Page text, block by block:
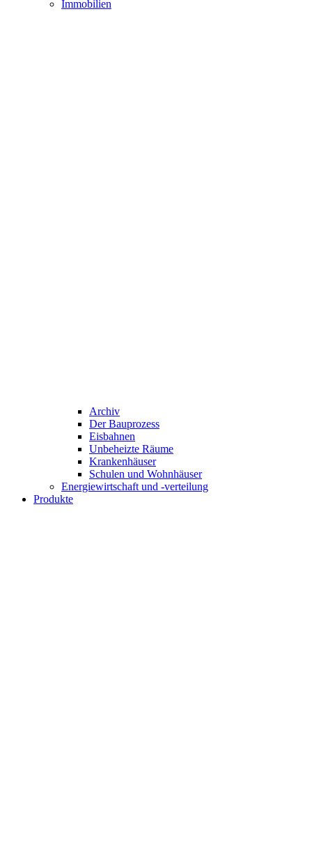
Immobilien
Archiv
Der Bauprozess
Eisbahnen
Unbeheizte Räume
Krankenhäuser
Schulen und Wohnhäuser
Energiewirtschaft und -verteilung
Produkte